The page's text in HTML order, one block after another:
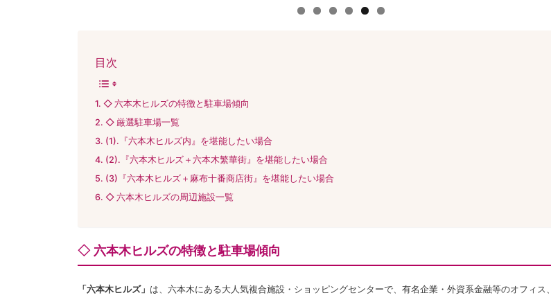
目次
◇ 六本木ヒルズの特徴と駐車場傾向
◇ 厳選駐車場一覧
(1).『六本木ヒルズ内』を堪能したい場合
(2).『六本木ヒルズ＋六本木繁華街』を堪能したい場合
(3)『六本木ヒルズ＋麻布十番商店街』を堪能したい場合
◇ 六本木ヒルズの周辺施設一覧
◇ 六本木ヒルズの特徴と駐車場傾向
「六本木ヒルズ」 は、六本木にある大人気複合施設・ショッピングセンターで、有名企業・外資系金融等のオフィス、